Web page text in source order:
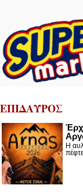
ΕΠΙΔΑΥΡΟΣ
Η